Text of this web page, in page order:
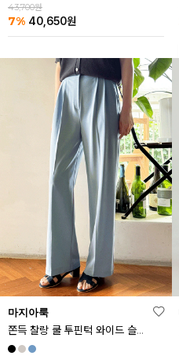
43,700원
7% 40,650원
마지아룩
쫀득 찰랑 쿨 투핀턱 와이드 슬랙스